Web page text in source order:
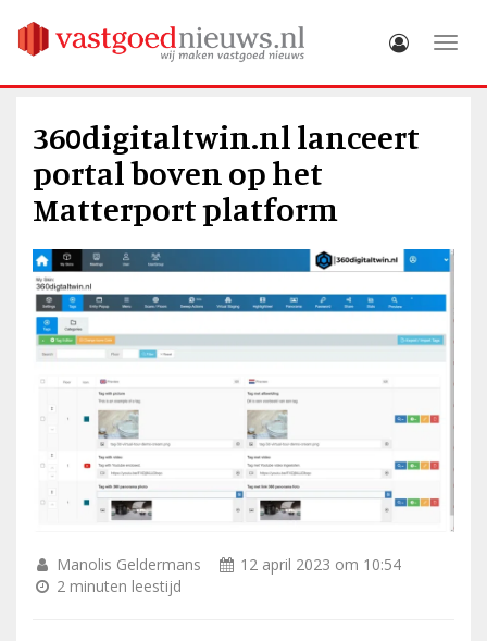
360digitaltwin.nl lanceert
portal boven op het
Matterport platform
Manolis Geldermans
12 april 2023 om 10:54
2 minuten leestijd